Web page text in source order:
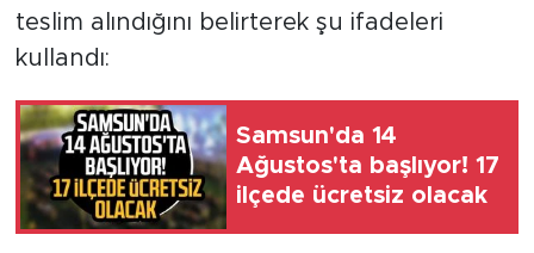
teslim alındığını belirterek şu ifadeleri
kullandı:
Samsun'da 14
Ağustos'ta başlıyor! 17
ilçede ücretsiz olacak